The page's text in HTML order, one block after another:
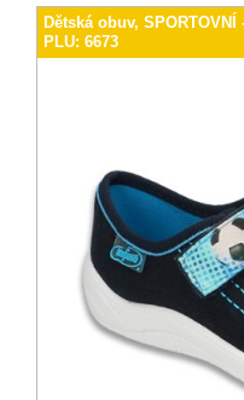
Dětská obuv, SPORTOVNÍ
PLU: 6673